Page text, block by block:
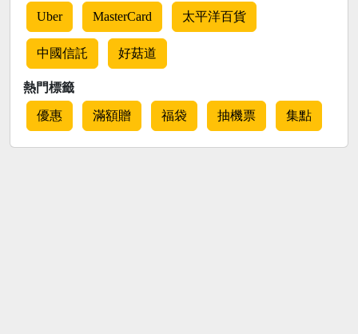
Uber MasterCard 太平洋百貨
中國信託 好菇道
熱門標籤
優惠 滿額贈 福袋 抽機票 集點